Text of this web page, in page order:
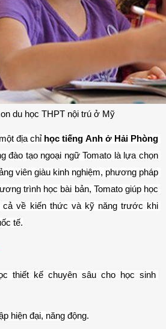
du học THPT nội trú ở Mỹ
địa chỉ học tiếng Anh ở Hải Phòng
đào tạo ngoại ngữ Tomato là lựa chọn
viên giàu kinh nghiệm, phương pháp
trình học bài bản, Tomato giúp học
cả về kiến thức và kỹ năng trước khi
tế.
thiết kế chuyên sâu cho học sinh
hiện đại, năng động.